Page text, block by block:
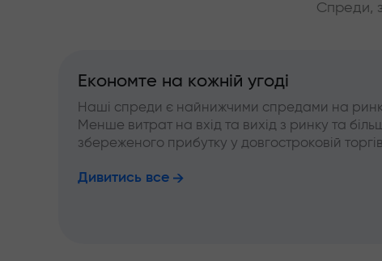
Спреди,
Економте на кожній угоді
Наші спреди є найнижчими спредами на
Менше витрат на вхід та вихід з ринку та
збереженого прибутку у довгостроковій
Дивитись все